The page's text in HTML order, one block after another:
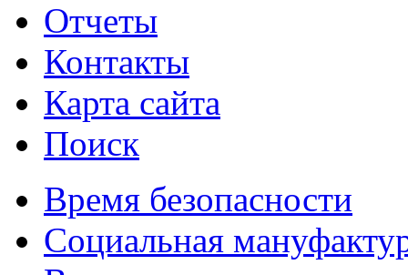
Отчеты
Контакты
Карта сайта
Поиск
Время безопасности
Социальная